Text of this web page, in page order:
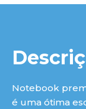
Notebook
é uma ótima